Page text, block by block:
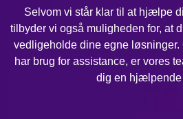
Selvom vi står klar til at hjælpe
tilbyder vi også muligheden for, at
vedligeholde dine egne
har brug for assistance, er vores
dig en hjælpende